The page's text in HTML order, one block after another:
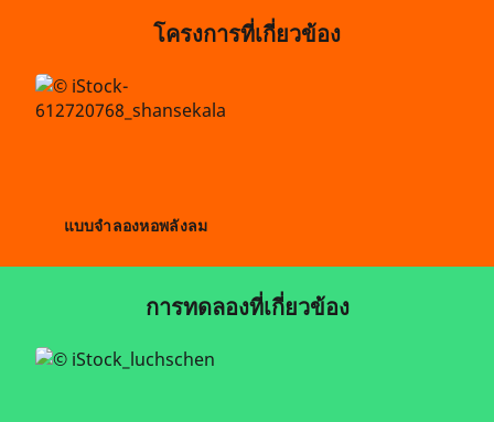
โครงการที่เกี่ยวข้อง
แบบจำลองหอพลังลม
การทดลองที่เกี่ยวข้อง